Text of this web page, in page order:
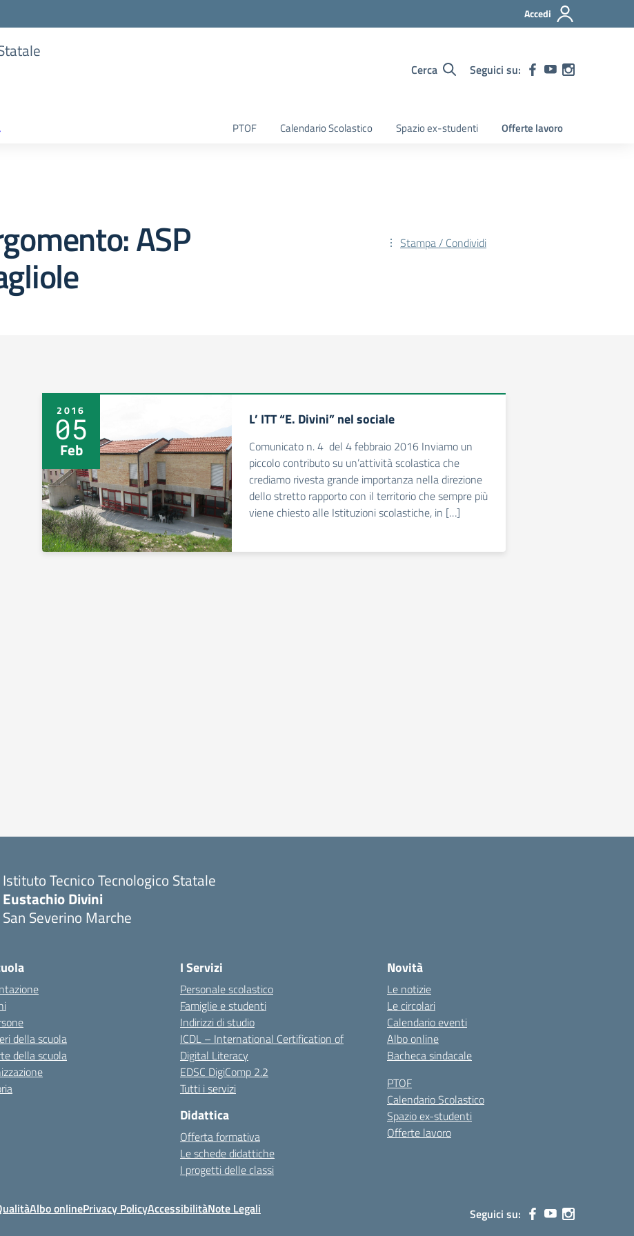
Accedi
Cerca Seguici su:
PTOF Calendario Scolastico Spazio ex-studenti Offerte lavoro
ASP Stampa / Condividi
2016
05
Feb
L’ ITT “E. Divini” nel sociale
Comunicato n. 4 del 4 febbraio 2016 Inviamo un
piccolo contributo su un’attività scolastica che
crediamo rivesta grande importanza nella direzione
dello stretto rapporto con il territorio che sempre più
viene chiesto alle Istituzioni scolastiche, in […]
Istituto Tecnico Tecnologico Statale
Eustachio Divini
San Severino Marche
della scuola
della scuola
I Servizi
Personale scolastico
Famiglie e studenti
Indirizzi di studio
ICDL – International Certification of
Digital Literacy
EDSC DigiComp 2.2
Tutti i servizi
Didattica
Offerta formativa
Le schede didattiche
I progetti delle classi
Novità
Le notizie
Le circolari
Calendario eventi
Albo online
Bacheca sindacale
PTOF
Calendario Scolastico
Spazio ex-studenti
Offerte lavoro
Albo onlinePrivacy PolicyAccessibilitàNote Legali Seguici su: